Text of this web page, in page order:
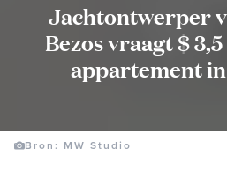
Jachtontwerper
Bezos vraagt $
appartement
Bron: MW Studio